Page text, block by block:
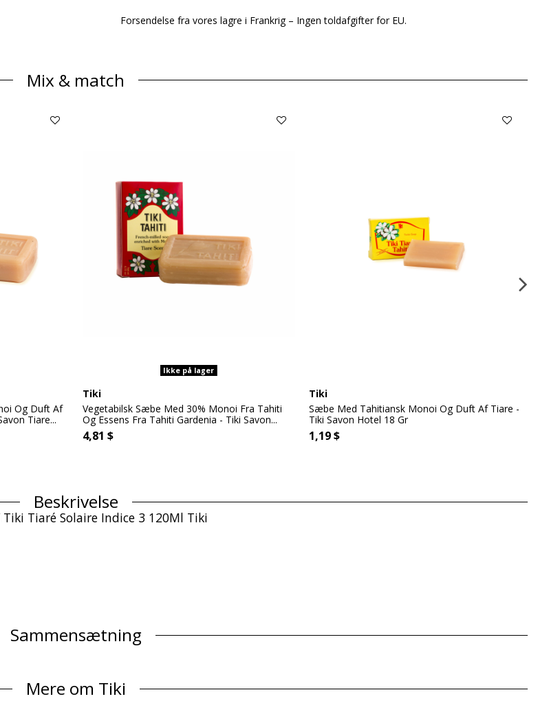
Forsendelse fra vores lagre i Frankrig – Ingen toldafgifter for EU.
Mix & match
Og Duft Af
Tiare...
Ikke på lager
Tiki
Vegetabilsk Sæbe Med 30% Monoi Fra Tahiti
Og Essens Fra Tahiti Gardenia - Tiki Savon...
4,81 $
Tiki
Sæbe Med Tahitiansk Monoi Og Duft Af Tiare -
Tiki Savon Hotel 18 Gr
1,19 $
Beskrivelse
Tiaré Solaire Indice 3 120Ml Tiki
Sammensætning
Mere om Tiki